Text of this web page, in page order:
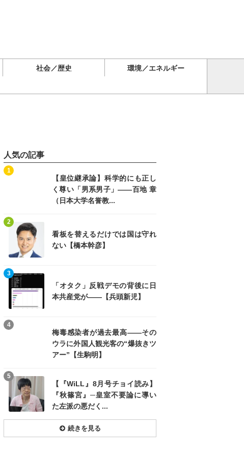
社会／歴史 環境／エネルギー
人気の記事
【皇位継承論】科学的にも正し
く尊い「男系男子」――百地 章
（日本大学名誉教...
1
看板を替えるだけでは国は守れ
ない【橋本幹彦】
2
「オタク」反戦デモの背後に日
本共産党が――【兵頭新児】
3
梅毒感染者が過去最高――その
ウラに外国人観光客の“爆抜きツ
アー”【生駒明】
4
【『WiLL』8月号チョイ読み】
『秋篠宮』─皇室不要論に導い
た左派の悪だく...
5
続きを見る